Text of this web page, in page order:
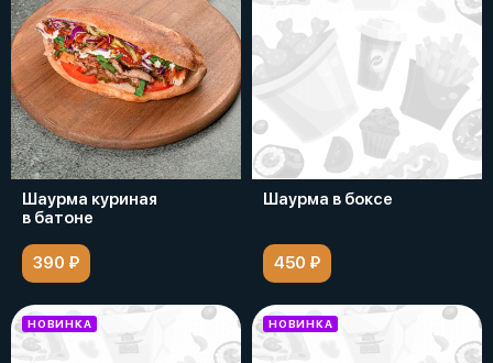
Шаурма куриная
в батоне
390 ₽
Шаурма в боксе
450 ₽
НОВИНКА НОВИНКА